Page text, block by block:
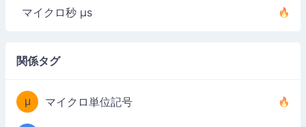
マイクロ秒 µs
関係タグ
μ マイクロ単位記号